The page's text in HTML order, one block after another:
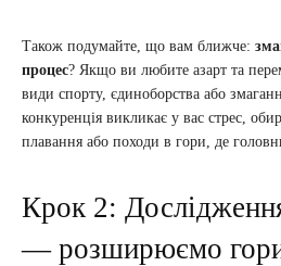
Також подумайте, що вам ближче:
процес? Якщо ви любите азарт та
види спорту, єдиноборства або
конкуренція викликає у вас стрес,
плавання або походи в гори, де
Крок 2:
— розширюємо